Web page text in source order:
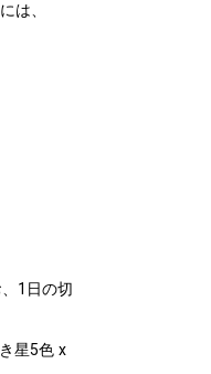
は、
1日の切
星5色 x